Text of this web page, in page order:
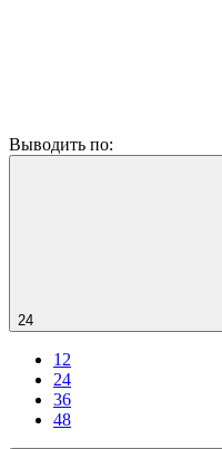
Выводить по:
24
12
24
36
48